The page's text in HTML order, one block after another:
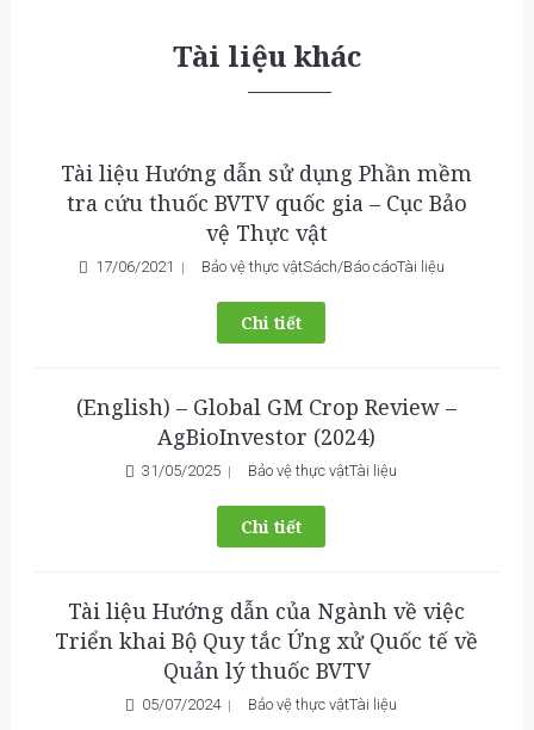
Tài liệu khác
Tài liệu Hướng dẫn sử dụng Phần mềm
tra cứu thuốc BVTV quốc gia – Cục Bảo
vệ Thực vật
17/06/2021 Bảo vệ thực vậtSách/Báo cáoTài liệu
Chi tiết
(English) – Global GM Crop Review –
AgBioInvestor (2024)
31/05/2025 Bảo vệ thực vậtTài liệu
Chi tiết
Tài liệu Hướng dẫn của Ngành về việc
Triển khai Bộ Quy tắc Ứng xử Quốc tế về
Quản lý thuốc BVTV
05/07/2024 Bảo vệ thực vậtTài liệu